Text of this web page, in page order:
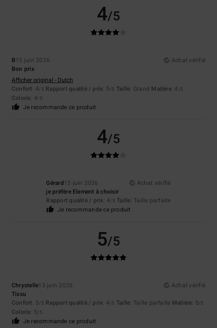
4/5
B15 juin 2026
Achat vérifié
Bon prix
Afficher original - Dutch
Confort: 4/5 Rapport qualité / prix: 5/5 Taille: Grand Matière: 4 /5
Coloris: 4/5
Je recommande ce produit
4/5
Gérard15 juin 2026
Achat vérifié
je préfère Element à choisir
Rapport qualité / prix: 4/5 Taille: Taille parfaite
Je recommande ce produit
5/5
Chrystelle13 juin 2026
Achat vérifié
Tissu
Confort: 5/5 Rapport qualité / prix: 4/5 Taille: Taille parfaite Matière: 5/5
Coloris: 5/5
Je recommande ce produit